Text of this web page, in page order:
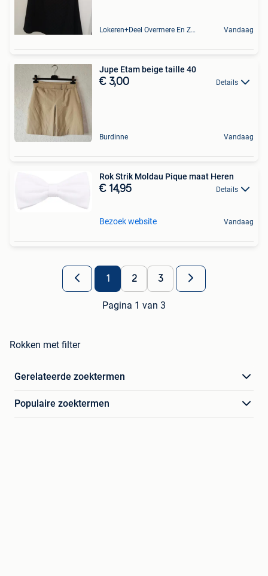
Lokeren+Deel Overmere En Zele Vandaag
Jupe Etam beige taille 40
€ 3,00 Details
Burdinne Vandaag
Rok Strik Moldau Pique maat Heren
€ 14,95 Details
Bezoek website Vandaag
1 2 3
Pagina 1 van 3
Rokken met filter
Gerelateerde zoektermen
Populaire zoektermen